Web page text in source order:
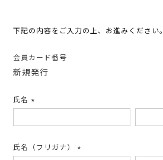
下記の内容をご入力の上、お進みください。
会員カード番号
新規発行
氏名
須)
氏名（フリガナ）